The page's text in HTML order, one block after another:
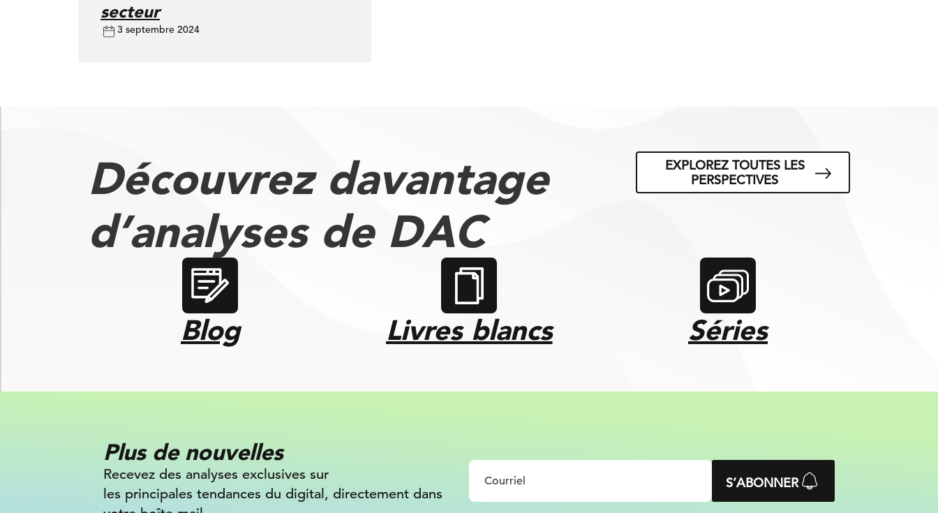
secteur
3 septembre 2024
Découvrez davantage
d’analyses de DAC
EXPLOREZ TOUTES LES
PERSPECTIVES
Blog Livres blancs Séries
Plus de nouvelles
Recevez des analyses exclusives sur
les principales tendances du digital, directement dans
S’ABONNER